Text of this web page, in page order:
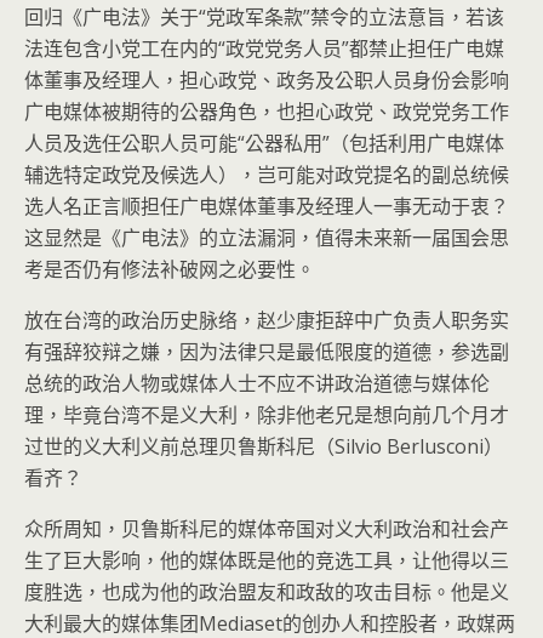
回归《广电法》关于“党政军条款”禁令的立法意旨，若该
法连包含小党工在内的“政党党务人员”都禁止担任广电媒
体董事及经理人，担心政党、政务及公职人员身份会影响
广电媒体被期待的公器角色，也担心政党、政党党务工作
人员及选任公职人员可能“公器私用”（包括利用广电媒体
辅选特定政党及候选人），岂可能对政党提名的副总统候
选人名正言顺担任广电媒体董事及经理人一事无动于衷？
这显然是《广电法》的立法漏洞，值得未来新一届国会思
考是否仍有修法补破网之必要性。
放在台湾的政治历史脉络，赵少康拒辞中广负责人职务实
有强辞狡辩之嫌，因为法律只是最低限度的道德，参选副
总统的政治人物或媒体人士不应不讲政治道德与媒体伦
理，毕竟台湾不是义大利，除非他老兄是想向前几个月才
过世的义大利义前总理贝鲁斯科尼（Silvio Berlusconi）
看齐？
众所周知，贝鲁斯科尼的媒体帝国对义大利政治和社会产
生了巨大影响，他的媒体既是他的竞选工具，让他得以三
度胜选，也成为他的政治盟友和政敌的攻击目标。他是义
大利最大的媒体集团Mediaset的创办人和控股者，政媒两